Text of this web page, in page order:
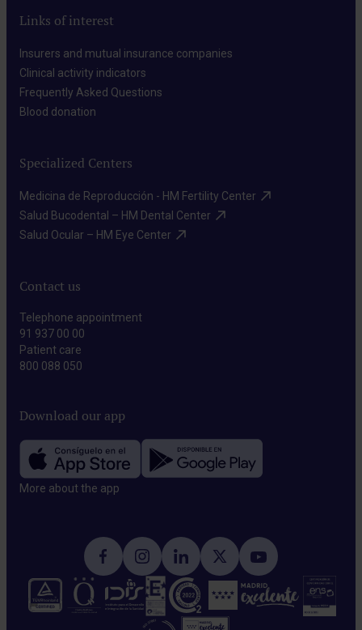
Links of interest
Insurers and mutual insurance companies​
Clinical activity indicators​
Frequently Asked Questions​
Blood donation​
Specialized Centers
Medicina de Reproducción - HM Fertility Center​
Salud Bucodental – HM Dental Center​
Salud Ocular – HM Eye Center​
Contact us
Telephone appointment
91 937 00 00
Patient care
800 088 050
Download our app
More about the app​